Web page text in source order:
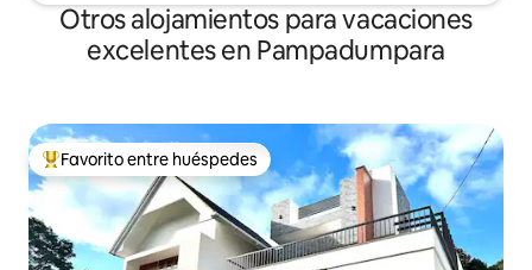
Otros alojamientos para vacaciones
excelentes en Pampadumpara
Favorito entre huéspedes preferido
Favorito entre huéspedes